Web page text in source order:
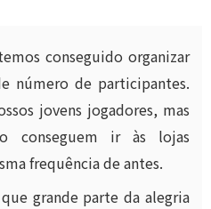
conseguido organizar
número de participantes.
jovens jogadores, mas
conseguem ir às lojas
frequência de antes.
grande parte da alegria